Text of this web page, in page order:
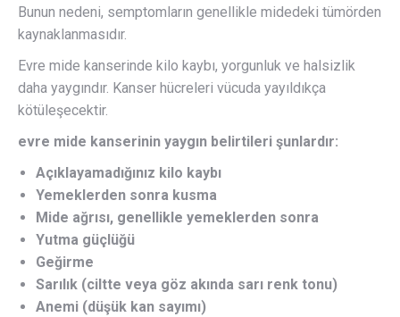
Bunun nedeni, semptomların genellikle midedeki tümörden
kaynaklanmasıdır.
Evre mide kanserinde kilo kaybı, yorgunluk ve halsizlik
daha yaygındır. Kanser hücreleri vücuda yayıldıkça
kötüleşecektir.
evre mide kanserinin yaygın belirtileri şunlardır:
Açıklayamadığınız kilo kaybı
Yemeklerden sonra kusma
Mide ağrısı, genellikle yemeklerden sonra
Yutma güçlüğü
Geğirme
Sarılık (ciltte veya göz akında sarı renk tonu)
Anemi (düşük kan sayımı)